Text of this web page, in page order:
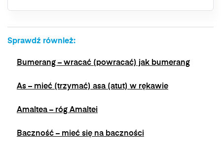
bez wpływu na zgodność z prawem
jest możliwe poprzez kontakt z Administratorem
naciśniecie przycisku "wypisz się" znajdującego
Sprawdź również:
Bumerang – wracać (powracać) jak bumerang
As – mieć (trzymać) asa (atut) w rękawie
Amaltea – róg Amaltei
Baczność – mieć się na baczności